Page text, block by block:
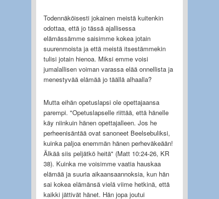
Todennäköisesti jokainen meistä kuitenkin
odottaa, että jo tässä ajallisessa
elämässämme saisimme kokea jotain
suurenmoista ja että meistä itsestämmekin
tulisi jotain hienoa. Miksi emme voisi
jumalallisen voiman varassa elää onnellista ja
menestyvää elämää jo täällä alhaalla?
Mutta eihän opetuslapsi ole opettajaansa
parempi. "Opetuslapselle riittää, että hänelle
käy niinkuin hänen opettajalleen. Jos he
perheenisäntää ovat sanoneet Beelsebuliksi,
kuinka paljoa enemmän hänen perheväkeään!
Älkää siis peljätkö heitä" (Matt 10:24-26, KR
38). Kuinka me voisimme vaatia hauskaa
elämää ja suuria aikaansaannoksia, kun hän
sai kokea elämänsä vielä viime hetkinä, että
kaikki jättivät hänet. Hän jopa joutui